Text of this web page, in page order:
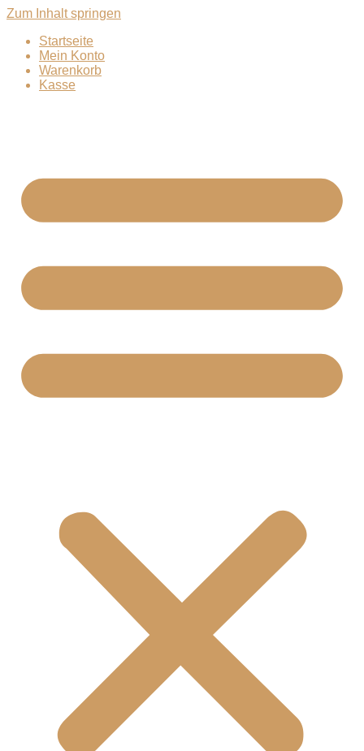
Zum Inhalt springen
Startseite
Mein Konto
Warenkorb
Kasse